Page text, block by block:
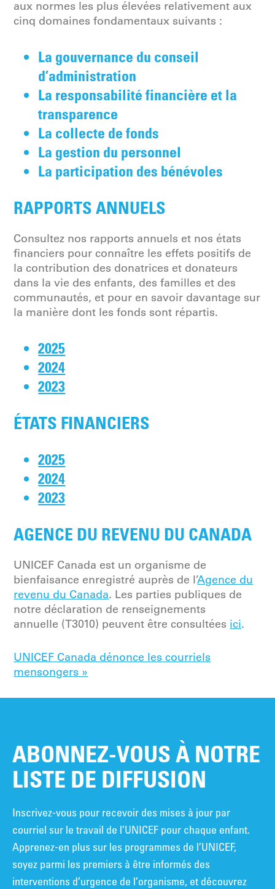
aux normes les plus élevées relativement aux
cinq domaines fondamentaux suivants :
La gouvernance du conseil
d’administration
La responsabilité financière et la
transparence
La collecte de fonds
La gestion du personnel
La participation des bénévoles
RAPPORTS ANNUELS
Consultez nos rapports annuels et nos états
financiers pour connaître les effets positifs de
la contribution des donatrices et donateurs
dans la vie des enfants, des familles et des
communautés, et pour en savoir davantage sur
la manière dont les fonds sont répartis.
2025
2024
2023
ÉTATS FINANCIERS
2025
2024
2023
AGENCE DU REVENU DU CANADA
UNICEF Canada est un organisme de
bienfaisance enregistré auprès de l’Agence du
revenu du Canada. Les parties publiques de
notre déclaration de renseignements
annuelle (T3010) peuvent être consultées ici.
UNICEF Canada dénonce les courriels
mensongers »
ABONNEZ-VOUS À NOTRE
LISTE DE DIFFUSION
Inscrivez-vous pour recevoir des mises à jour par
courriel sur le travail de l’UNICEF pour chaque enfant.
Apprenez-en plus sur les programmes de l’UNICEF,
soyez parmi les premiers à être informés des
interventions d’urgence de l’organisme, et découvrez